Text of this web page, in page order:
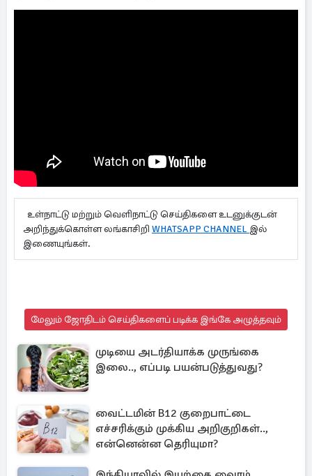
உள்நாட்டு மற்றும் வெளிநாட்டு செய்திகளை உடனுக்குடன்
அறிந்துக்கொள்ள லங்காசிறி WHATSAPP CHANNEL இல்
இணையுங்கள்.
மேலும் ஜோதிடம் செய்திகளைப் படிக்க இங்கே அழுத்தவும்
முடியை அடர்தியாக்க முருங்கை
இலை.., எப்படி பயன்படுத்துவது?
வைட்டமின் B12 குறைபாட்டை
எச்சரிக்கும் முக்கிய அறிகுறிகள்..,
என்னென்ன தெரியுமா?